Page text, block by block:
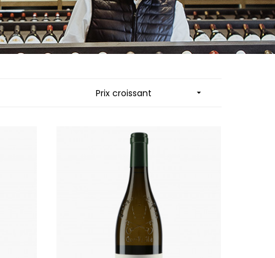
ET FILS
ROLAND
LARDET
BAPTISTE
& J-B
N
NAUDIN-FERRAND
NICOLAS
NOELLAT GEORGES
NOELLAT MICHEL
P
PACALET PHILIPPE
PASCAL JOSEPH
PATAILLE LAURENT
PATAILLE SYLVAIN
PATTES-LOUP - THOMAS PICO
PERNOT ALVINA
PERNOT PAUL
PERROT-MINOT
PETITE EMPREINTE
Prix croissant 